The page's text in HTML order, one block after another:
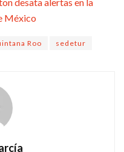
desata alertas en la
México
Roo sedetur